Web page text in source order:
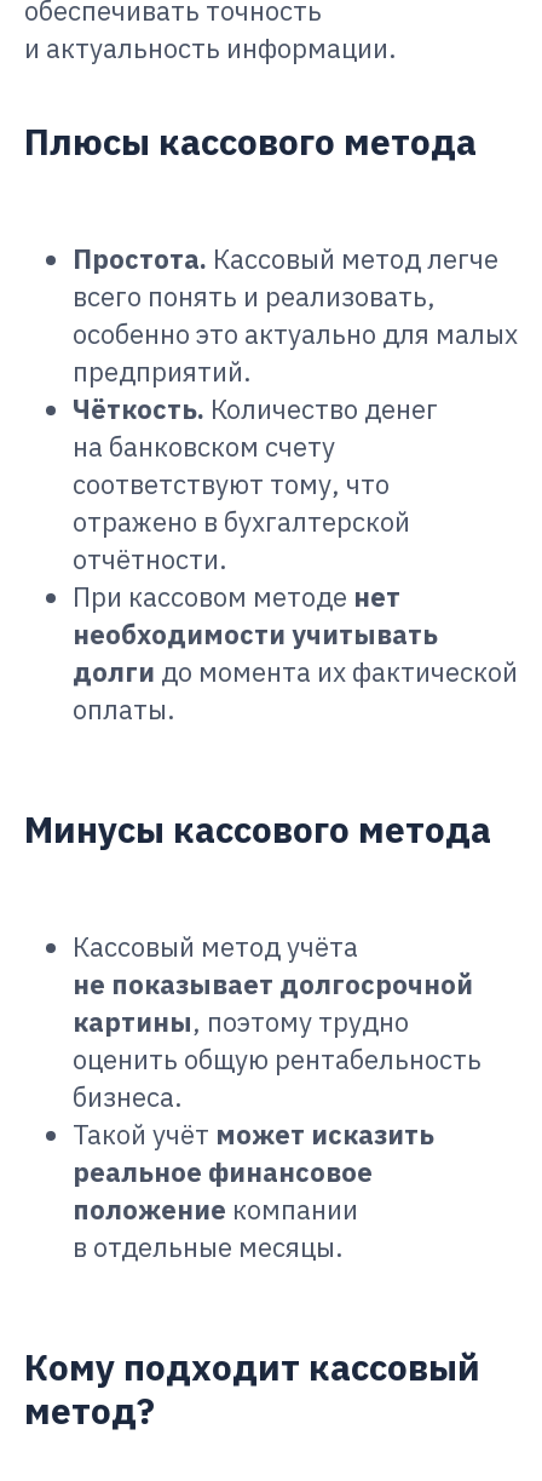
обеспечивать точность
и актуальность информации.
Плюсы кассового метода
Простота. Кассовый метод легче
всего понять и реализовать,
особенно это актуально для малых
предприятий.
Чёткость. Количество денег
на банковском счету
соответствуют тому, что
отражено в бухгалтерской
отчётности.
При кассовом методе нет
необходимости учитывать
долги до момента их фактической
оплаты.
Минусы кассового метода
Кассовый метод учёта
не показывает долгосрочной
картины, поэтому трудно
оценить общую рентабельность
бизнеса.
Такой учёт может исказить
реальное финансовое
положение компании
в отдельные месяцы.
Кому подходит кассовый
метод?